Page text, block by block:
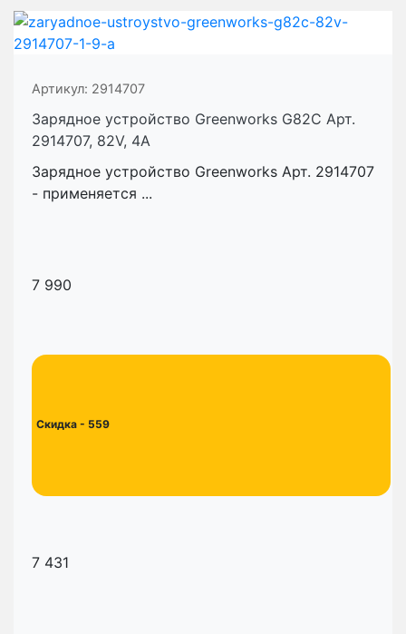
Артикул: 2914707
Зарядное устройство Greenworks G82C Арт.
2914707, 82V, 4А
Зарядное устройство Greenworks Арт. 2914707
- применяется ...
7 990
Скидка - 559
7 431